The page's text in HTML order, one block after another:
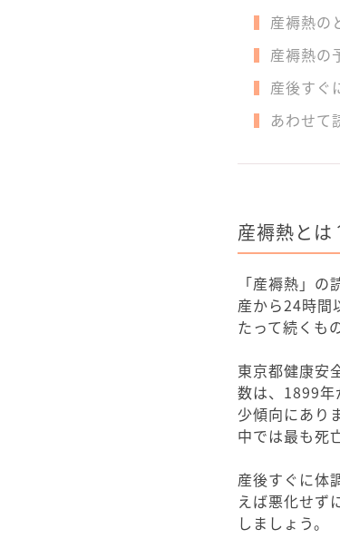
産褥熱の
産褥熱の
産後すぐ
あわせて
産褥熱とは
「産褥熱」
産から24時間
たって続くも
東京都健康安
数は、1899
少傾向にあり
中では最も死
産後すぐに体
えば悪化せず
しましょう。